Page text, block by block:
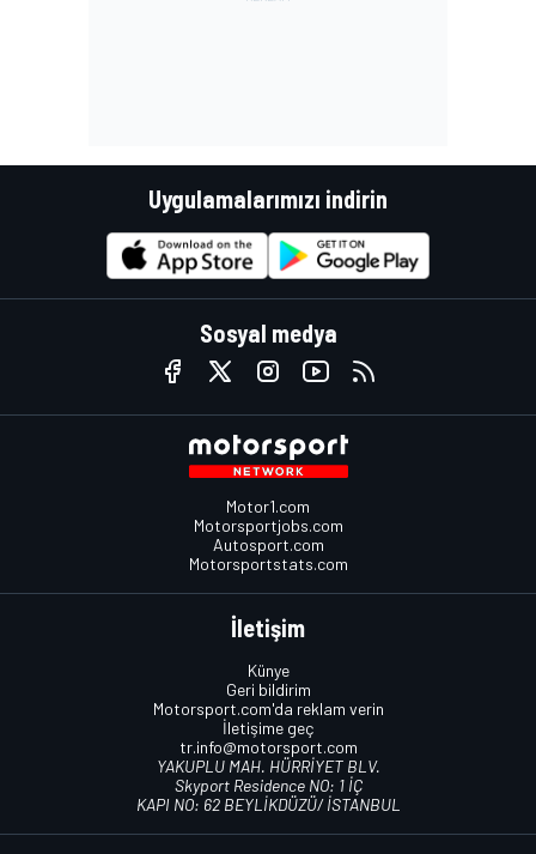
Uygulamalarımızı indirin
Sosyal medya
Motor1.com
Motorsportjobs.com
Autosport.com
Motorsportstats.com
İletişim
Künye
Geri bildirim
Motorsport.com'da reklam verin
İletişime geç
tr.info@motorsport.com
YAKUPLU MAH. HÜRRİYET BLV.
Skyport Residence NO: 1 İÇ
KAPI NO: 62 BEYLİKDÜZÜ/ İSTANBUL